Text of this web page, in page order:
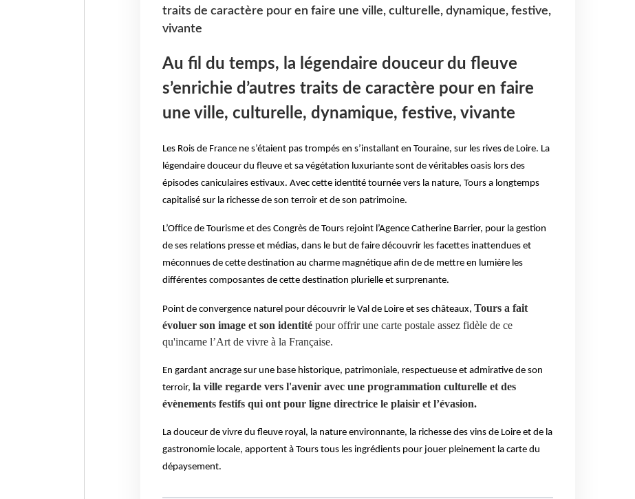
traits de caractère pour en faire une ville, culturelle, dynamique, festive,
vivante
Au fil du temps, la légendaire douceur du fleuve
s’enrichie d’autres traits de caractère pour en faire
une ville, culturelle, dynamique, festive, vivante
Les Rois de France ne s’étaient pas trompés en s’installant en Touraine, sur les rives de Loire. La
légendaire douceur du fleuve et sa végétation luxuriante sont de véritables oasis lors des
épisodes caniculaires estivaux. Avec cette identité tournée vers la nature, Tours a longtemps
capitalisé sur la richesse de son terroir et de son patrimoine.
L’Office de Tourisme et des Congrès de Tours rejoint l’Agence Catherine Barrier, pour la gestion
de ses relations presse et médias, dans le but de faire découvrir les facettes inattendues et
méconnues de cette destination au charme magnétique afin de de mettre en lumière les
différentes composantes de cette destination plurielle et surprenante.
Point de convergence naturel pour découvrir le Val de Loire et ses châteaux, Tours a fait
évoluer son image et son identité pour offrir une carte postale assez fidèle de ce
qu'incarne l’Art de vivre à la Française.
En gardant ancrage sur une base historique, patrimoniale, respectueuse et admirative de son
terroir, la ville regarde vers l'avenir avec une programmation culturelle et des
évènements festifs qui ont pour ligne directrice le plaisir et l’évasion.
La douceur de vivre du fleuve royal, la nature environnante, la richesse des vins de Loire et de la
gastronomie locale, apportent à Tours tous les ingrédients pour jouer pleinement la carte du
dépaysement.